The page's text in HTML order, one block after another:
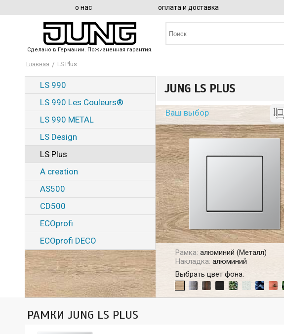
о нас оплата и доставка
Сделано в Германии. Пожизненная гарантия.
Главная LS Plus
JUNG LS PLUS
Ваш выбор
Рамка: алюминий (Металл)
Накладка: алюминий
Выбрать цвет фона:
LS 990
LS 990 Les Couleurs®
LS 990 METAL
LS Design
LS Plus
A creation
AS500
CD500
ECOprofi
ECOprofi DECO
РАМКИ JUNG LS PLUS